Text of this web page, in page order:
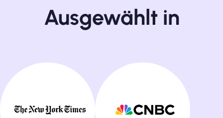
Ausgewählt in